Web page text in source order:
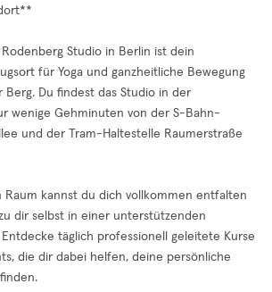
Rodenberg Studio in Berlin ist dein
für Yoga und ganzheitliche Bewegung
Berg. Du findest das Studio in der
wenige Gehminuten von der S-Bahn-
und der Tram-Haltestelle Raumerstraße
Raum kannst du dich vollkommen entfalten
dir selbst in einer unterstützenden
täglich professionell geleitete Kurse
die dir dabei helfen, deine persönliche